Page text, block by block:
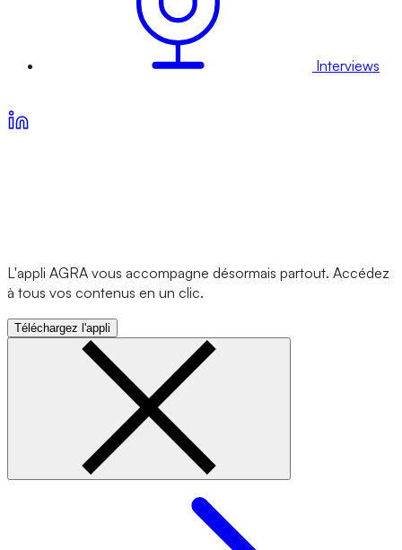
Interviews
L'appli AGRA vous accompagne désormais partout. Accédez
à tous vos contenus en un clic.
Téléchargez l'appli